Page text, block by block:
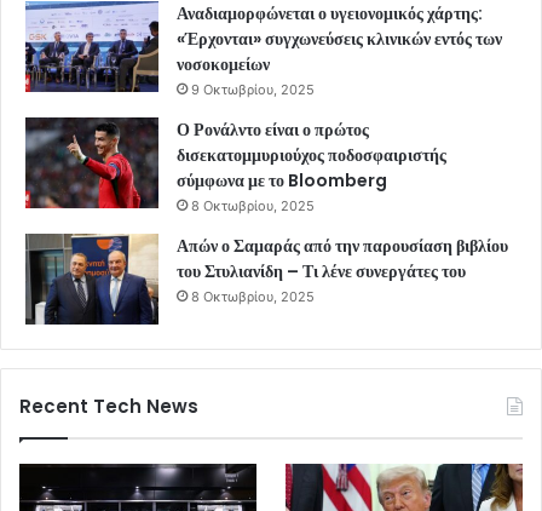
Αναδιαμορφώνεται ο υγειονομικός χάρτης:
«Έρχονται» συγχωνεύσεις κλινικών εντός των
νοσοκομείων
9 Οκτωβρίου, 2025
Ο Ρονάλντο είναι ο πρώτος
δισεκατομμυριούχος ποδοσφαιριστής
σύμφωνα με το Bloomberg
8 Οκτωβρίου, 2025
Απών ο Σαμαράς από την παρουσίαση βιβλίου
του Στυλιανίδη – Τι λένε συνεργάτες του
8 Οκτωβρίου, 2025
Recent Tech News